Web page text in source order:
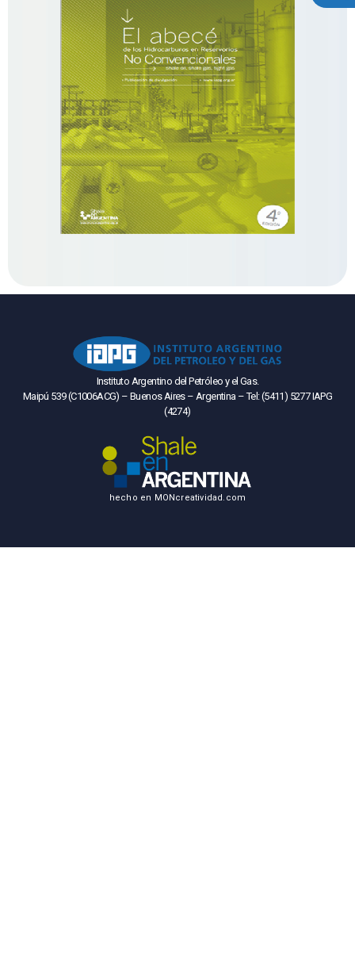
Instituto Argentino del Petróleo y el Gas.
Maipú 539 (C1006ACG) – Buenos Aires – Argentina – Tel: (5411) 5277 IAPG
(4274)
hecho en MONcreatividad.com